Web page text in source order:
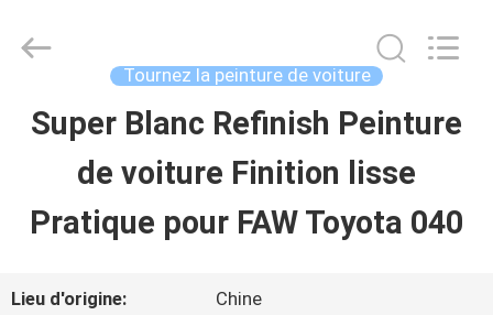
APERÇU
PRODUITS
VIDÉOS
Meklon
Tournez la peinture de voiture
Super Blanc Refinish Peinture
de voiture Finition lisse
Pratique pour FAW Toyota 040
Lieu d'origine: Chine